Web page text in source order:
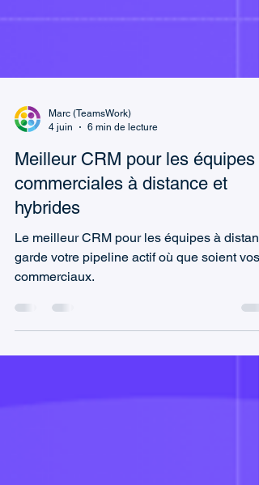
4 juin
6 min de lecture
Meilleur CRM pour les équipes
commerciales à distance et
hybrides
Le meilleur CRM pour les équipes à
commerciaux.